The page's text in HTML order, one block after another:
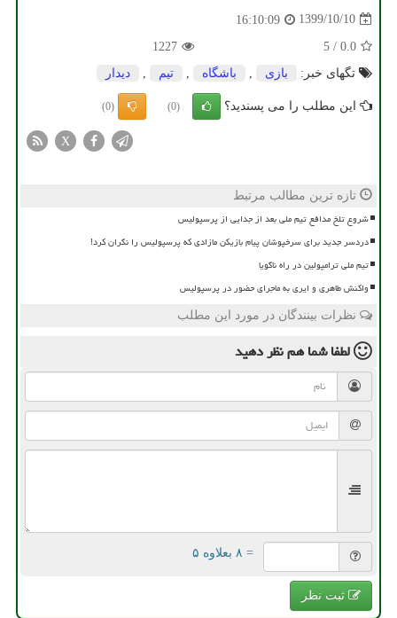
1399/10/10
16:10:09
0.0
/
5
1227
تگهای خبر:
بازی باشگاه تیم دیدار
این مطلب را می پسندید؟ (0)
(0)
X
تازه ترین مطالب مرتبط
شروع تلخ مدافع تیم ملی بعد از جدایی از پرسپولیس
دردسر جدید برای سرخپوشان پیام بازیکن مازادی که پرسپولیس را نگران کرد!
تیم ملی ترامپولین در راه ناگویا
واکنش طاهری و ایری به ماجرای حضور در پرسپولیس
نظرات بینندگان در مورد این مطلب
لطفا شما همنظر دهید
= ۸ بعلاوه ۵
ثبت نظر